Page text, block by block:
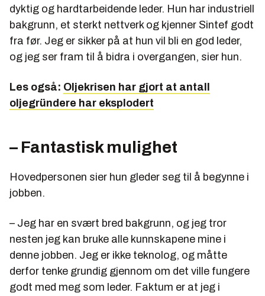
dyktig og hardtarbeidende leder. Hun har industriell
bakgrunn, et sterkt nettverk og kjenner Sintef godt
fra før. Jeg er sikker på at hun vil bli en god leder,
og jeg ser fram til å bidra i overgangen, sier hun.
Les også: Oljekrisen har gjort at antall
oljegründere har eksplodert
– Fantastisk mulighet
Hovedpersonen sier hun gleder seg til å begynne i
jobben.
– Jeg har en svært bred bakgrunn, og jeg tror
nesten jeg kan bruke alle kunnskapene mine i
denne jobben. Jeg er ikke teknolog, og måtte
derfor tenke grundig gjennom om det ville fungere
godt med meg som leder. Faktum er at jeg i